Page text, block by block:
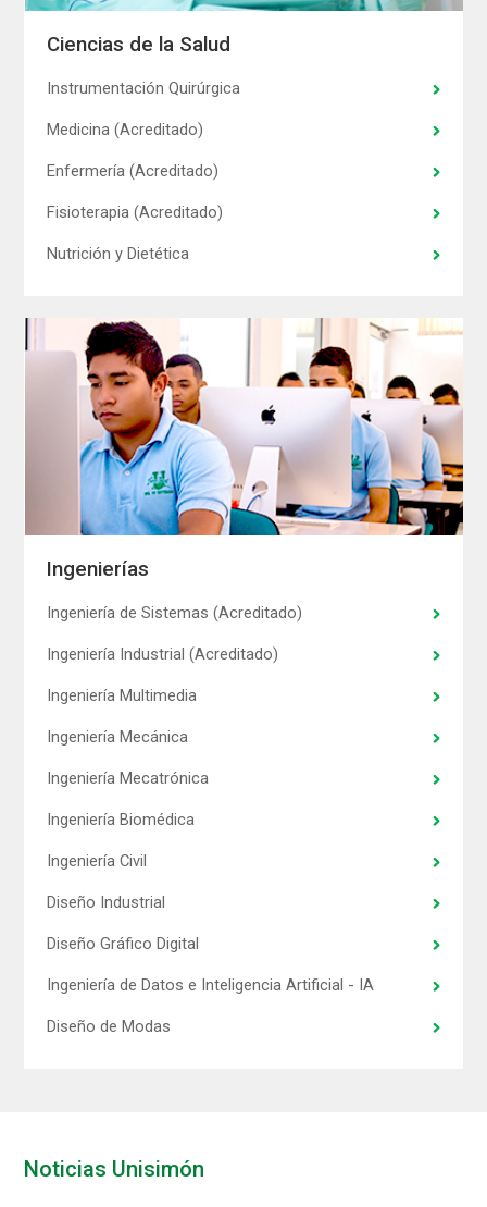
Ciencias de la Salud
Instrumentación Quirúrgica
Medicina (Acreditado)
Enfermería (Acreditado)
Fisioterapia (Acreditado)
Nutrición y Dietética
Ingenierías
Ingeniería de Sistemas (Acreditado)
Ingeniería Industrial (Acreditado)
Ingeniería Multimedia
Ingeniería Mecánica
Ingeniería Mecatrónica
Ingeniería Biomédica
Ingeniería Civil
Diseño Industrial
Diseño Gráfico Digital
Ingeniería de Datos e Inteligencia Artificial - IA
Diseño de Modas
Noticias Unisimón